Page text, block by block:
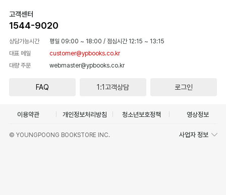
고객센터
1544-9020
상담가능시간 평일 09:00 ~ 18:00 / 점심시간 12:15 ~ 13:15
대표 메일
customer@ypbooks.co.kr
대량 주문
webmaster@ypbooks.co.kr
FAQ 1:1고객상담 로그인
이용약관 개인정보처리방침 청소년보호정책 영상정보
© YOUNGPOONG BOOKSTORE INC. 사업자 정보